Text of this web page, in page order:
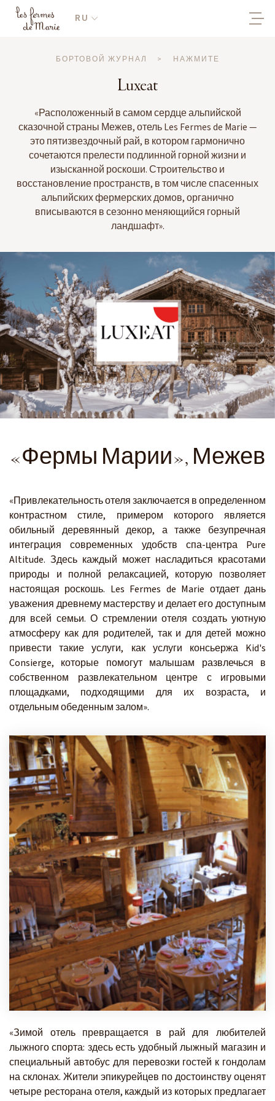
RU
БОРТОВОЙ ЖУРНАЛ > НАЖМИТЕ
Luxeat
«Расположенный в самом сердце альпийской
сказочной страны Межев, отель Les Fermes de Marie —
это пятизвездочный рай, в котором гармонично
сочетаются прелести подлинной горной жизни и
изысканной роскоши. Строительство и
восстановление пространств, в том числе спасенных
альпийских фермерских домов, органично
вписываются в сезонно меняющийся горный
ландшафт».
«Фермы Марии», Межев
«Привлекательность отеля заключается в определенном
контрастном стиле, примером которого является
обильный деревянный декор, а также безупречная
интеграция современных удобств спа-центра Pure
Altitude. Здесь каждый может насладиться красотами
природы и полной релаксацией, которую позволяет
настоящая роскошь. Les Fermes de Marie отдает дань
уважения древнему мастерству и делает его доступным
для всей семьи. О стремлении отеля создать уютную
атмосферу как для родителей, так и для детей можно
привести такие услуги, как услуги консьержа Kid's
Consierge, которые помогут малышам развлечься в
собственном развлекательном центре с игровыми
площадками, подходящими для их возраста, и
отдельным обеденным залом».
«Зимой отель превращается в рай для любителей
лыжного спорта: здесь есть удобный лыжный магазин и
специальный автобус для перевозки гостей к гондолам
на склонах. Жители эпикурейцев по достоинству оценят
четыре ресторана отеля, каждый из которых предлагает